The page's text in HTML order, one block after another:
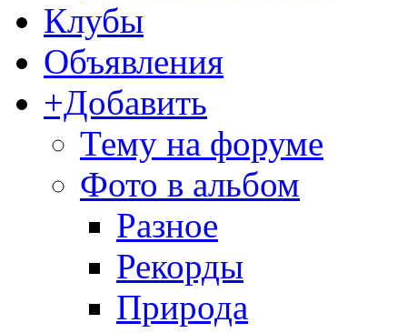
Клубы
Объявления
+Добавить
Тему на форуме
Фото в альбом
Разное
Рекорды
Природа